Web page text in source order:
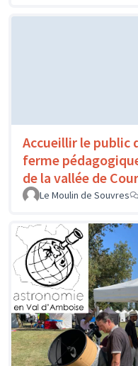
Accueillir le public
ferme
de la vallée de
Le Moulin de Souvres